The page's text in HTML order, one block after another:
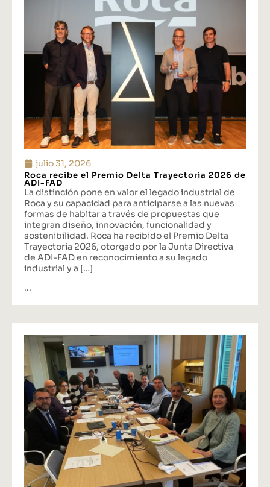
julio 31, 2026
Roca recibe el Premio Delta Trayectoria 2026 de
ADI-FAD
La distinción pone en valor el legado industrial de
Roca y su capacidad para anticiparse a las nuevas
formas de habitar a través de propuestas que
integran diseño, innovación, funcionalidad y
sostenibilidad. Roca ha recibido el Premio Delta
Trayectoria 2026, otorgado por la Junta Directiva
de ADI-FAD en reconocimiento a su legado
industrial y a […]
...